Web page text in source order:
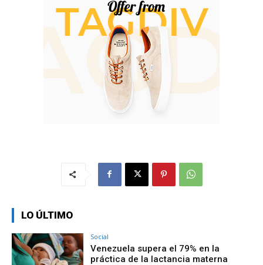
LO ÚLTIMO
Social
Venezuela supera el 79% en la
práctica de la lactancia materna